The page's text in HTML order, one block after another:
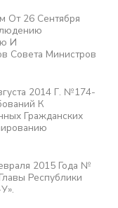
От 26 Сентября
И
Совета Министров
2014 Г. №174-
К
Гражданских
2015 Года №
Республики